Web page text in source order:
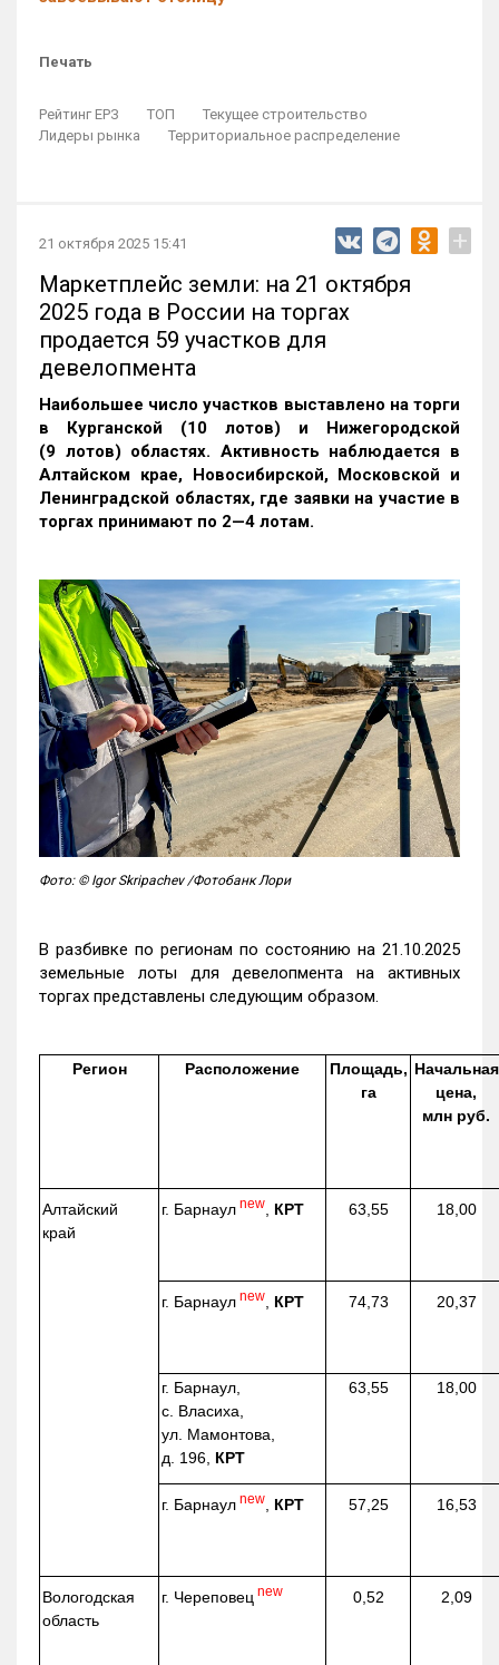
Печать
Рейтинг ЕРЗ ТОП
Текущее строительство
Лидеры рынка
Территориальное распределение
21 октября 2025 15:41 +
Маркетплейс земли: на 21 октября
2025 года в России на торгах
продается 59 участков для
девелопмента
Наибольшее число участков выставлено на торги
в Курганской (10 лотов) и Нижегородской
(9 лотов) областях. Активность наблюдается в
Алтайском крае, Новосибирской, Московской и
Ленинградской областях, где заявки на участие в
торгах принимают по 2—4 лотам.
Фото: © Igor Skripachev /Фотобанк Лори
В разбивке по регионам по состоянию на 21.10.2025
земельные лоты для девелопмента на активных
торгах представлены следующим образом.
Регион Расположение
Площадь,
га
Начальная
цена,
млн руб.
Алтайский
край
г. Барнаул new КРТ 63,55 18,00
г. Барнаул new КРТ 74,73 20,37
г. Барнаул,
с. Власиха,
ул. Мамонтова,
д. 196, КРТ
63,55 18,00
г. Барнаул new КРТ 57,25 16,53
Вологодская
область
г. Череповец new 0,52 2,09